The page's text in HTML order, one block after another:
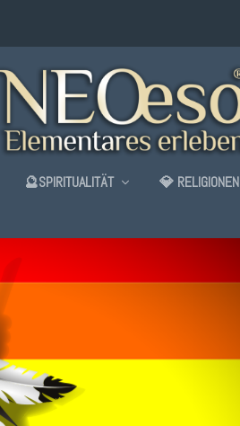
🔮SPIRITUALITÄT 💎 RELIGIONEN